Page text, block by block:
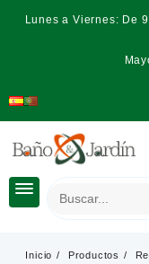
Lunes a Viernes: De
Inicio Productos